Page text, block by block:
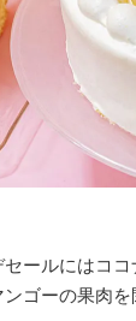
ールにはコ
ゴーの果肉